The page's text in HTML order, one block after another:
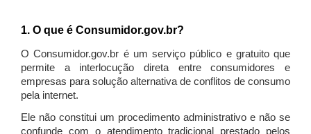
1. O que é Consumidor.gov.br?
O Consumidor.gov.br é um serviço público e gratuito que
permite a interlocução direta entre consumidores e
empresas para solução alternativa de conflitos de consumo
pela internet.
Ele não constitui um procedimento administrativo e não se
confunde com o atendimento tradicional prestado pelos